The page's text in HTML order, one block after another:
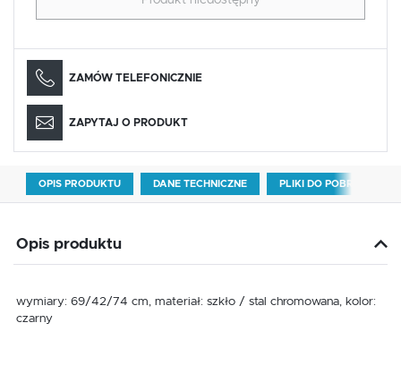
ZAMÓW TELEFONICZNIE
ZAPYTAJ O PRODUKT
OPIS PRODUKTU DANE TECHNICZNE PLIKI DO POBRANIA
Opis produktu
wymiary: 69/42/74 cm, materiał: szkło / stal chromowana, kolor:
czarny